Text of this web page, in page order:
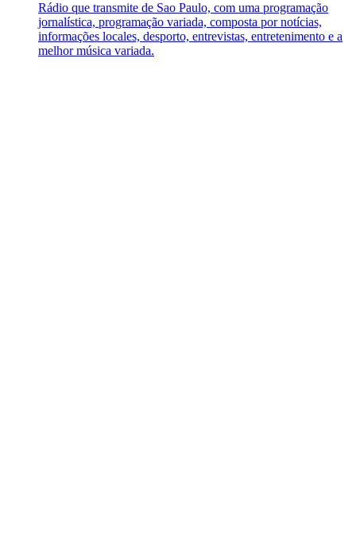
Rádio que transmite de Sao Paulo, com uma programação
jornalística, programação variada, composta por notícias,
informações locales, desporto, entrevistas, entretenimento e a
melhor música variada.